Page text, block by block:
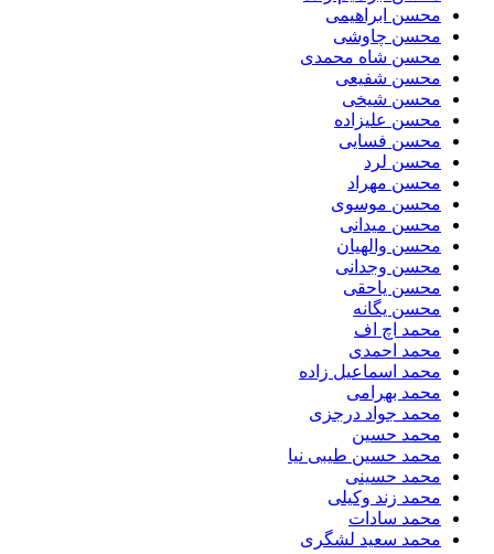
محسن ابراهیمی
محسن چاوشی
محسن شاه محمدی
محسن شفیعی
محسن شیخی
محسن علیزاده
محسن فسایی
محسن لرد
محسن مهراد
محسن موسوی
محسن میدانی
محسن والهیان
محسن وجدانی
محسن یاحقی
محسن یگانه
محمد اچ اف
محمد احمدی
محمد اسماعیل زاده
محمد بهرامی
محمد جواد درجزی
محمد حسین
محمد حسین طیبی نیا
محمد حسینی
محمد زند وکیلی
محمد سادات
محمد سعید لشگری